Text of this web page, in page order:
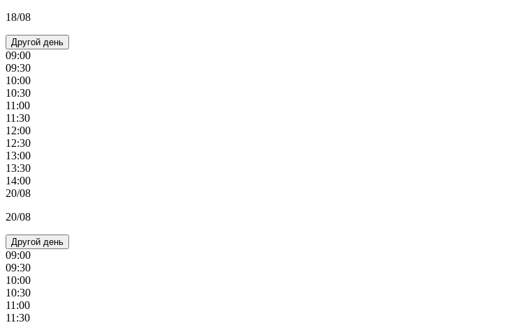
18/08
Другой день
09:00
09:30
10:00
10:30
11:00
11:30
12:00
12:30
13:00
13:30
14:00
20/08
20/08
Другой день
09:00
09:30
10:00
10:30
11:00
11:30